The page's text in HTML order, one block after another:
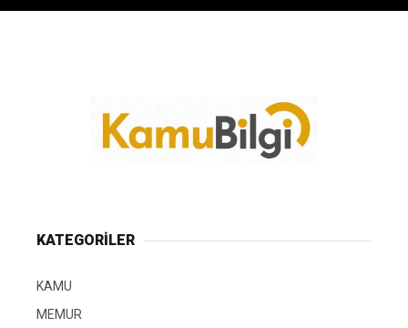
KATEGORİLER
KAMU
MEMUR